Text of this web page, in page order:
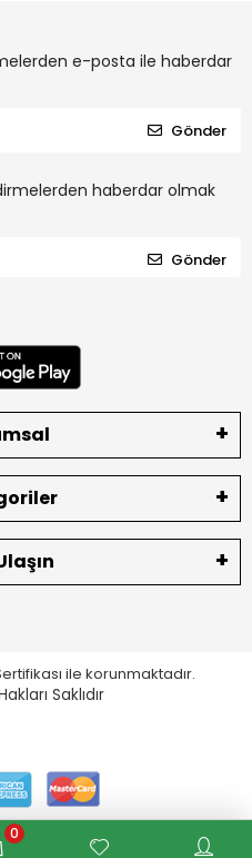
e-posta ile haberdar
Gönder
haberdar olmak
Gönder
ile korunmaktadır.
Saklıdır
0